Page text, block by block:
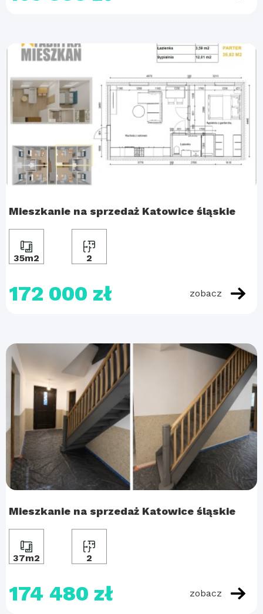
Mieszkanie na sprzedaż Katowice śląskie
35m2 2
172 000 zł zobacz
Mieszkanie na sprzedaż Katowice śląskie
37m2 2
174 480 zł zobacz